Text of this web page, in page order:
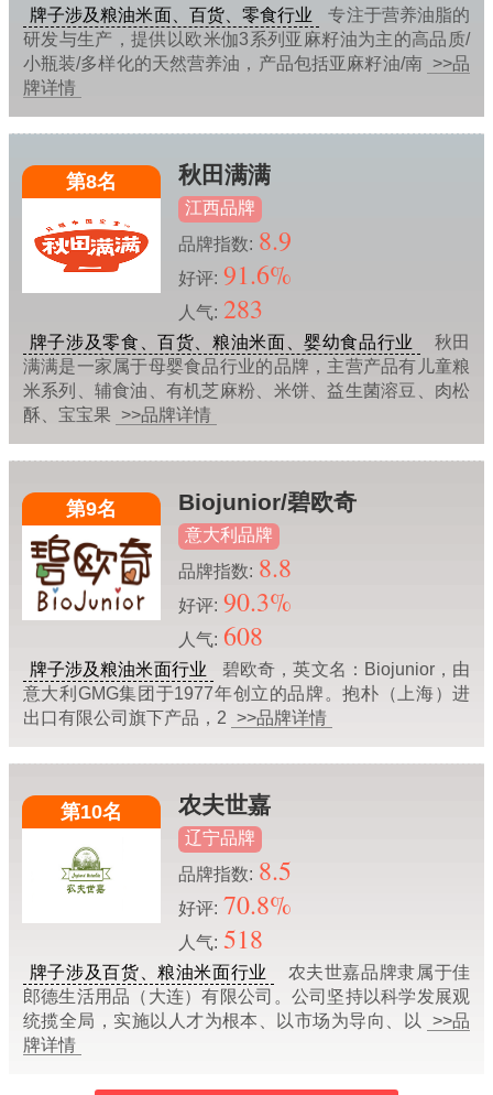
牌子涉及粮油米面、百货、零食行业
专注于营养油脂的
研发与生产，提供以欧米伽3系列亚麻籽油为主的高品质/
小瓶装/多样化的天然营养油，产品包括亚麻籽油/南 >>品
牌详情
第8名 秋田满满
江西品牌
品牌指数: 8.9
好评: 91.6%
人气: 283
牌子涉及零食、百货、粮油米面、婴幼食品行业
秋田
满满是一家属于母婴食品行业的品牌，主营产品有儿童粮
米系列、辅食油、有机芝麻粉、米饼、益生菌溶豆、肉松
酥、宝宝果 >>品牌详情
第9名 Biojunior/碧欧奇
意大利品牌
品牌指数: 8.8
好评: 90.3%
人气: 608
牌子涉及粮油米面行业
碧欧奇，英文名：Biojunior，由
意大利GMG集团于1977年创立的品牌。抱朴（上海）进
出口有限公司旗下产品，2 >>品牌详情
第10名 农夫世嘉
辽宁品牌
品牌指数: 8.5
好评: 70.8%
人气: 518
牌子涉及百货、粮油米面行业
农夫世嘉品牌隶属于佳
郎德生活用品（大连）有限公司。公司坚持以科学发展观
统揽全局，实施以人才为根本、以市场为导向、以
>>品
牌详情